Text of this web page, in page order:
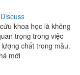
Discuss
khoa học là không
trọng trong việc
chất trong mẫu.
mới